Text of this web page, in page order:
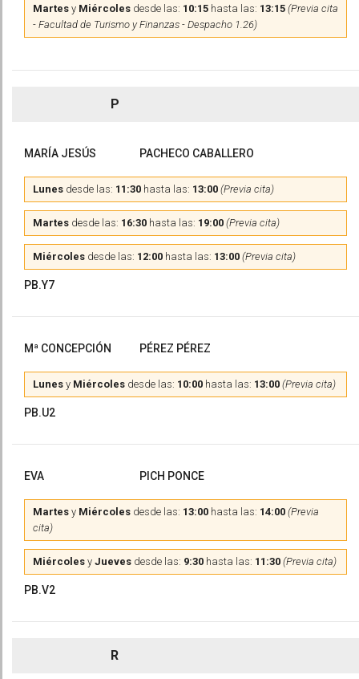
Martes y Miércoles desde las: 10:15 hasta las: 13:15 (Previa cita
- Facultad de Turismo y Finanzas - Despacho 1.26)
P
MARÍA JESÚS PACHECO CABALLERO
Lunes desde las: 11:30 hasta las: 13:00 (Previa cita)
Martes desde las: 16:30 hasta las: 19:00 (Previa cita)
Miércoles desde las: 12:00 hasta las: 13:00 (Previa cita)
PB.Y7
Mª CONCEPCIÓN PÉREZ PÉREZ
Lunes y Miércoles desde las: 10:00 hasta las: 13:00 (Previa cita)
PB.U2
EVA PICH PONCE
Martes y Miércoles desde las: 13:00 hasta las: 14:00 (Previa
cita)
Miércoles y Jueves desde las: 9:30 hasta las: 11:30 (Previa cita)
PB.V2
R